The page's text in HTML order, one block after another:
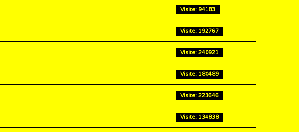
Visite: 94183
Visite: 192767
Visite: 240921
Visite: 180489
Visite: 223646
Visite: 134838